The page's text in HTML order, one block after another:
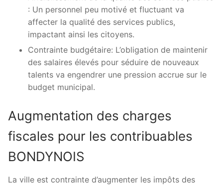
: Un personnel peu motivé et fluctuant va
affecter la qualité des services publics,
impactant ainsi les citoyens.
Contrainte budgétaire: L’obligation de maintenir
des salaires élevés pour séduire de nouveaux
talents va engendrer une pression accrue sur le
budget municipal.
Augmentation des charges
fiscales pour les contribuables
BONDYNOIS
La ville est contrainte d’augmenter les impôts des